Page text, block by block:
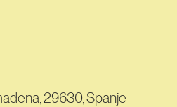
29630, Spanje